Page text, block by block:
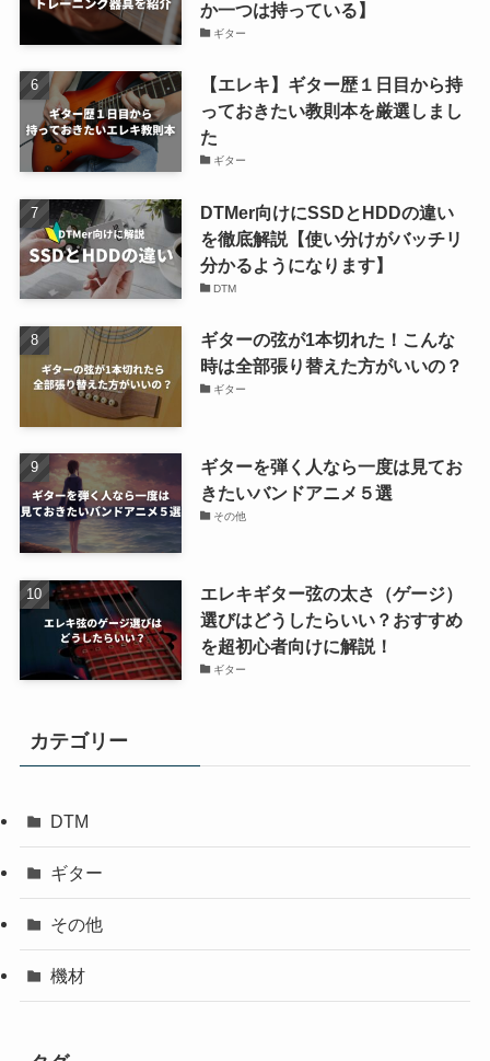
か一つは持っている】
ギター
【エレキ】ギター歴１日目から持
っておきたい教則本を厳選しまし
た
ギター
DTMer向けにSSDとHDDの違い
を徹底解説【使い分けがバッチリ
分かるようになります】
DTM
ギターの弦が1本切れた！こんな
時は全部張り替えた方がいいの？
ギター
ギターを弾く人なら一度は見てお
きたいバンドアニメ５選
その他
エレキギター弦の太さ（ゲージ）
選びはどうしたらいい？おすすめ
を超初心者向けに解説！
ギター
カテゴリー
DTM
ギター
その他
機材